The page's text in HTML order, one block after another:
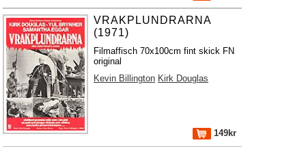
VRAKPLUNDRARNA
(1971)
Filmaffisch 70x100cm fint skick FN
original
Kevin Billington Kirk Douglas
149kr